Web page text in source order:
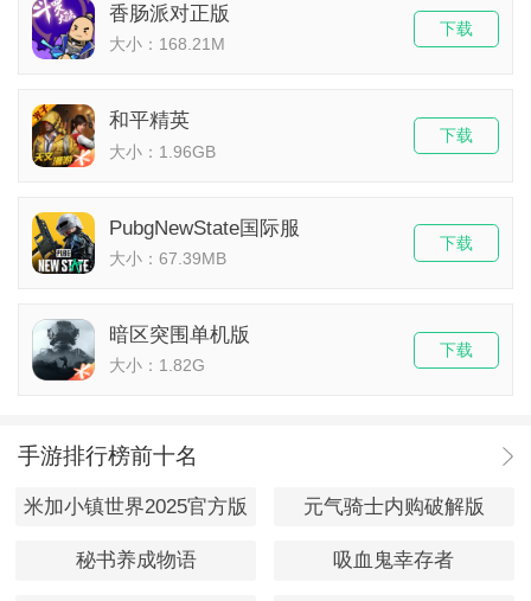
香肠派对正版
大小：168.21M
下载
和平精英
大小：1.96GB
下载
PubgNewState国际服
大小：67.39MB
下载
暗区突围单机版
大小：1.82G
下载
手游排行榜前十名
米加小镇世界2025官方版 元气骑士内购破解版
秘书养成物语 吸血鬼幸存者